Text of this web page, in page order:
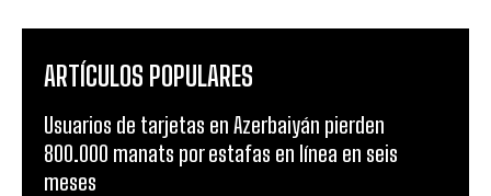
ARTÍCULOS POPULARES
Usuarios de tarjetas en Azerbaiyán pierden
800.000 manats por estafas en línea en seis
meses